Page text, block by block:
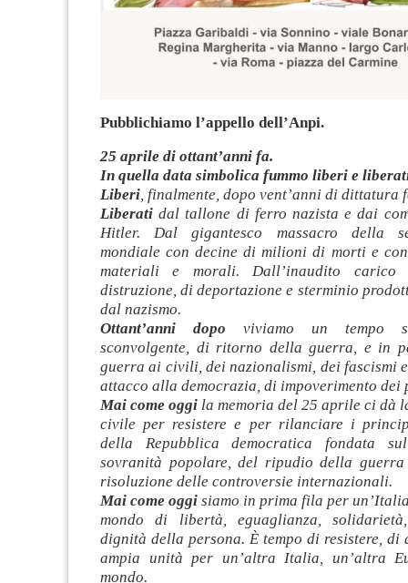
Pubblichiamo l’appello dell’Anpi.
25 aprile di ottant’anni fa.
In quella data simbolica fummo liberi e
Liberi , finalmente, dopo vent’anni di dittatura
Liberati dal tallone di ferro nazista e dai
Hitler. Dal gigantesco massacro della
mondiale con decine di milioni di morti e
materiali e morali. Dall’inaudito
distruzione, di deportazione e sterminio
dal nazismo.
Ottant’anni dopo viviamo un tempo
sconvolgente, di ritorno della guerra, e in
guerra ai civili, dei nazionalismi, dei fascismi
attacco alla democrazia, di impoverimento
Mai come oggi la memoria del 25 aprile ci dà
civile per resistere e per rilanciare i
della Repubblica democratica fondata
sovranità popolare, del ripudio della guerra
risoluzione delle controversie internazionali.
Mai come oggi siamo in prima fila per
mondo di libertà, eguaglianza,
dignità della persona. È tempo di resistere, di
ampia unità per un’altra Italia, un’altra
mondo.